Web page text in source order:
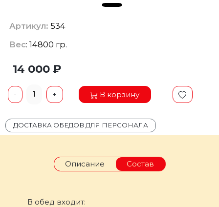
Артикул: 534
Вес: 14800 гр.
14 000 ₽
- 1 + В корзину
ДОСТАВКА ОБЕДОВ ДЛЯ ПЕРСОНАЛА
Описание Состав
В обед входит: